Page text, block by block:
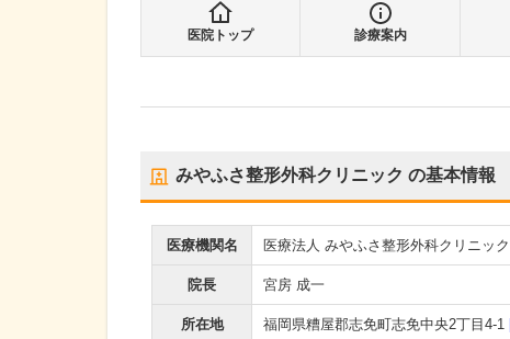
医院トップ 診療案内
みやふさ整形外科クリニック の基本情報
医療機関名 医療法人 みやふさ整形外科クリニック
院長 宮房 成一
所在地 福岡県糟屋郡志免町志免中央2丁目4-1